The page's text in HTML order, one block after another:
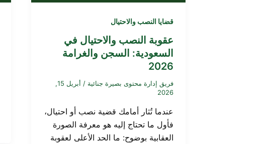
قضايا النصب والاحتيال
عقوبة النصب والاحتيال في
السعودية: السجن والغرامة
2026
فريق إدارة محتوى بصيرة جنائية /
أبريل 15,
2026
عندما تُثار أمامك قضية نصب أو احتيال،
فأول ما تحتاج إليه هو معرفة الصورة
العقابية بوضوح: ما الحد الأعلى لعقوبة